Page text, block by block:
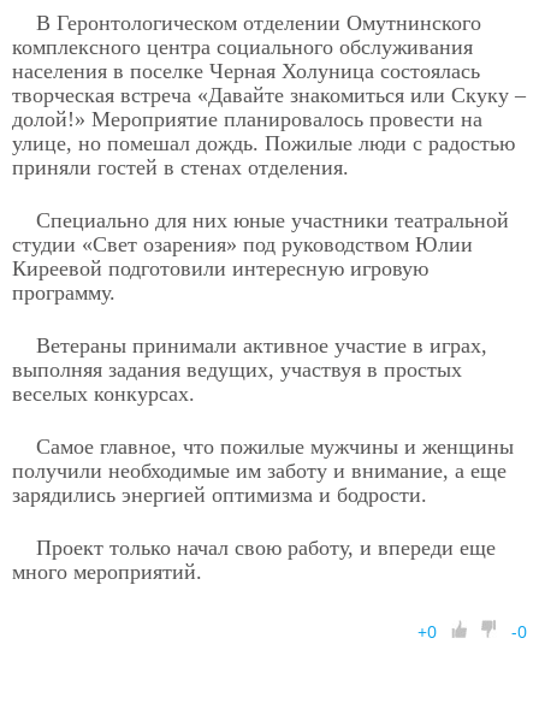
В Геронтологическом отделении Омутнинского
комплексного центра социального обслуживания
населения в поселке Черная Холуница состоялась
творческая встреча «Давайте знакомиться или Скуку –
долой!» Мероприятие планировалось провести на
улице, но помешал дождь. Пожилые люди с радостью
приняли гостей в стенах отделения.
Специально для них юные участники театральной
студии «Свет озарения» под руководством Юлии
Киреевой подготовили интересную игровую
программу.
Ветераны принимали активное участие в играх,
выполняя задания ведущих, участвуя в простых
веселых конкурсах.
Самое главное, что пожилые мужчины и женщины
получили необходимые им заботу и внимание, а еще
зарядились энергией оптимизма и бодрости.
Проект только начал свою работу, и впереди еще
много мероприятий.
+0 -0